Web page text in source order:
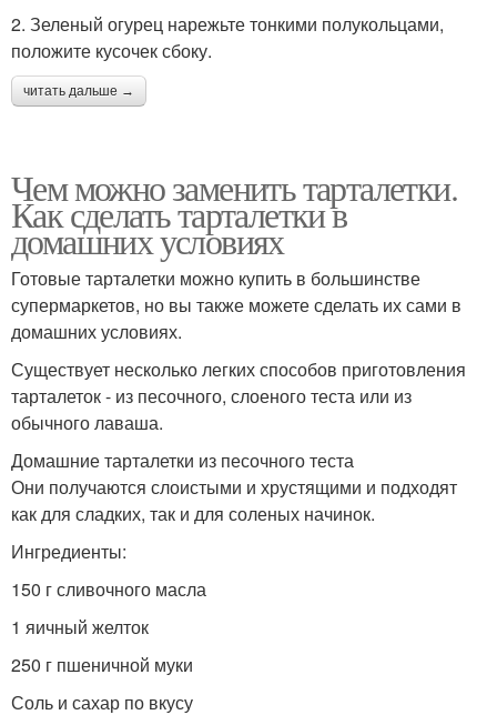
2. Зеленый огурец нарежьте тонкими полукольцами,
положите кусочек сбоку.
читать дальше →
Чем можно заменить тарталетки.
Как сделать тарталетки в
домашних условиях
Готовые тарталетки можно купить в большинстве
супермаркетов, но вы также можете сделать их сами в
домашних условиях.
Существует несколько легких способов приготовления
тарталеток - из песочного, слоеного теста или из
обычного лаваша.
Домашние тарталетки из песочного теста
Они получаются слоистыми и хрустящими и подходят
как для сладких, так и для соленых начинок.
Ингредиенты:
150 г сливочного масла
1 яичный желток
250 г пшеничной муки
Соль и сахар по вкусу